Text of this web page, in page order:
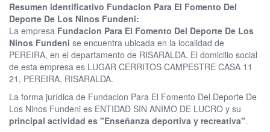
Resumen identificativo Fundacion Para El Fomento Del
Deporte De Los Ninos Fundeni:
La empresa Fundacion Para El Fomento Del Deporte De Los
Ninos Fundeni se encuentra ubicada en la localidad de
PEREIRA, en el departamento de RISARALDA. El domicilio social
de esta empresa es LUGAR CERRITOS CAMPESTRE CASA 11
21, PEREIRA, RISARALDA.
La forma jurídica de Fundacion Para El Fomento Del Deporte De
Los Ninos Fundeni es ENTIDAD SIN ANIMO DE LUCRO y su
principal actividad es "Enseñanza deportiva y recreativa".